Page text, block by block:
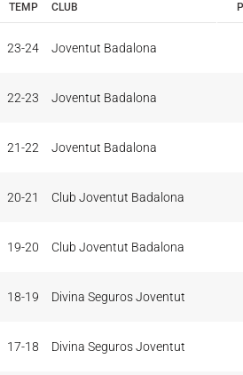
TEMP CLUB
23-24 Joventut Badalona
22-23 Joventut Badalona
21-22 Joventut Badalona
20-21 Club Joventut Badalona
19-20 Club Joventut Badalona
18-19 Divina Seguros Joventut
17-18 Divina Seguros Joventut